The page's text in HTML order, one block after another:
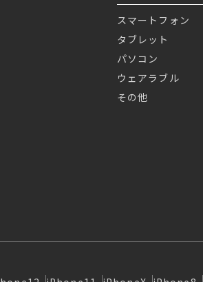
スマートフォン
タブレット
パソコン
ウェアラブル
その他